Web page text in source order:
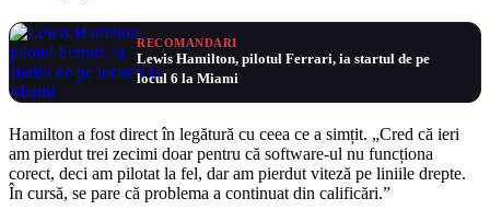
RECOMANDARI
Lewis Hamilton, pilotul Ferrari, ia startul de pe
locul 6 la Miami
Hamilton a fost direct în legătură cu ceea ce a simțit. „Cred că ieri
am pierdut trei zecimi doar pentru că software-ul nu funcționa
corect, deci am pilotat la fel, dar am pierdut viteză pe liniile drepte.
În cursă, se pare că problema a continuat din calificări.”